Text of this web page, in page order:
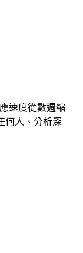
速度從數週縮
何人、分析深